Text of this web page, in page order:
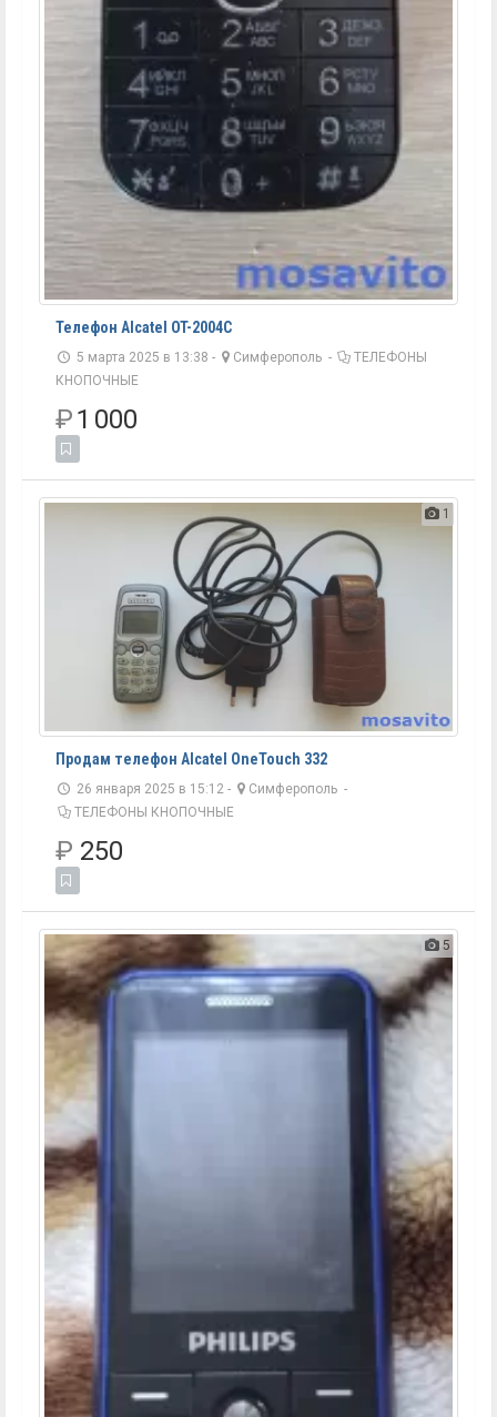
Телефон Alcatel OT-2004C
5 марта 2025 в 13:38 - Симферополь -
ТЕЛЕФОНЫ
КНОПОЧНЫЕ
₽1 000
1
Продам телефон Alcatel OneTouch 332
26 января 2025 в 15:12 - Симферополь -
ТЕЛЕФОНЫ КНОПОЧНЫЕ
₽ 250
5